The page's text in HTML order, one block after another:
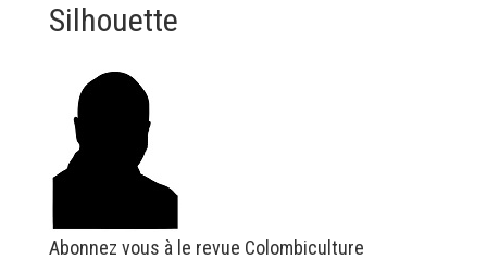
Silhouette
Abonnez vous à le revue Colombiculture